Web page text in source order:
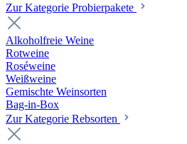
Zur Kategorie Probierpakete
Alkoholfreie Weine
Rotweine
Roséweine
Weißweine
Gemischte Weinsorten
Bag-in-Box
Zur Kategorie Rebsorten